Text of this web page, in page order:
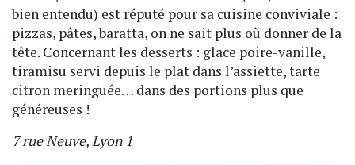
bien entendu) est réputé pour sa cuisine conviviale :
pizzas, pâtes, baratta, on ne sait plus où donner de la
tête. Concernant les desserts : glace poire-vanille,
tiramisu servi depuis le plat dans l’assiette, tarte
citron meringuée… dans des portions plus que
généreuses !
7 rue Neuve, Lyon 1